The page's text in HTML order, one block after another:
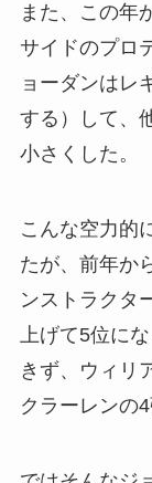
また、この年
サイドのプロ
ョーダンはレ
する）して、
小さくした。
こんな空力的
たが、前年か
ンストラクタ
上げて5位に
きず、ウィリ
クラーレンの